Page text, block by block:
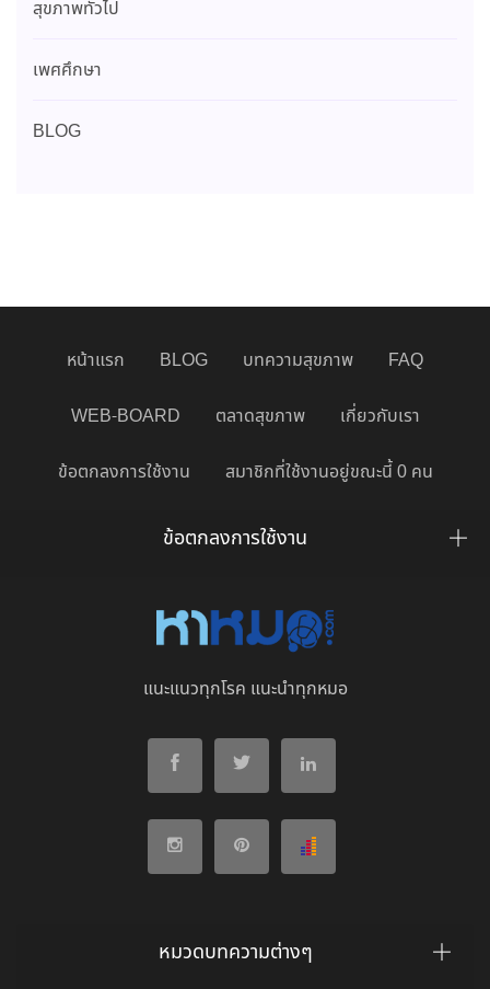
สุขภาพทั่วไป
เพศศึกษา
BLOG
หน้าแรก BLOG บทความสุขภาพ FAQ
WEB-BOARD ตลาดสุขภาพ เกี่ยวกับเรา
ข้อตกลงการใช้งาน สมาชิกที่ใช้งานอยู่ขณะนี้ 0 คน
ข้อตกลงการใช้งาน
แนะแนวทุกโรค แนะนำทุกหมอ
หมวดบทความต่างๆ